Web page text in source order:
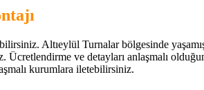
Altıeylül Turnalar bölgesinde
ve detayları anlaşmalı
kurumlara iletebilirsiniz.